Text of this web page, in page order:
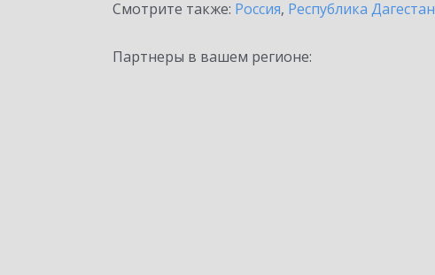
Смотрите также: Россия, Республика Дагестан
Партнеры в вашем регионе: